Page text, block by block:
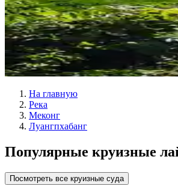
На главную
Река
Меконг
Луангпхабанг
Популярные круизные
Посмотреть все круизные суда